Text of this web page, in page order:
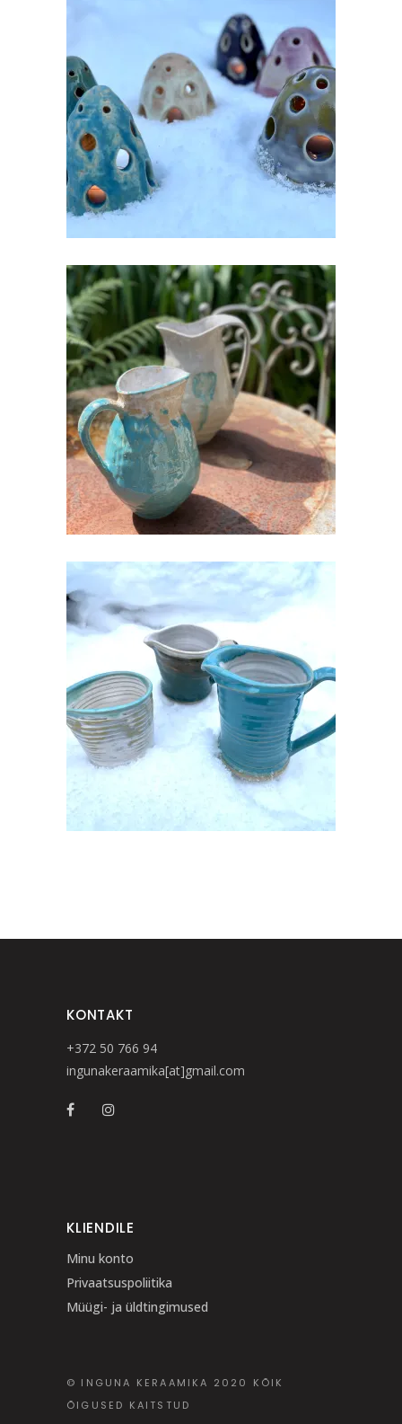
KERAAMILINE LATERN TEEKÜÜNLALE
€20.00
KERAAMILINE PIIMA- VÕI
MORSIKANN
€30.00
KERAAMILINE KOORE VÕI
KASTMEKANNUKE
€ 20.00
KONTAKT
+372 50 766 94
ingunakeraamika[at]gmail.com
KLIENDILE
Minu konto
Privaatsuspoliitika
Müügi- ja üldtingimused
© INGUNA KERAAMIKA 2020 KÕIK
ÕIGUSED KAITSTUD